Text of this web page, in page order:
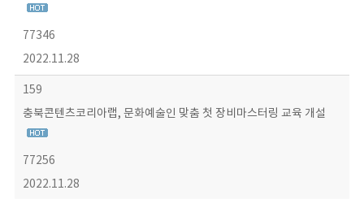
77346
2022.11.28
159
충북콘텐츠코리아랩, 문화예술인 맞춤 첫 장비마스터링 교육 개설
77256
2022.11.28